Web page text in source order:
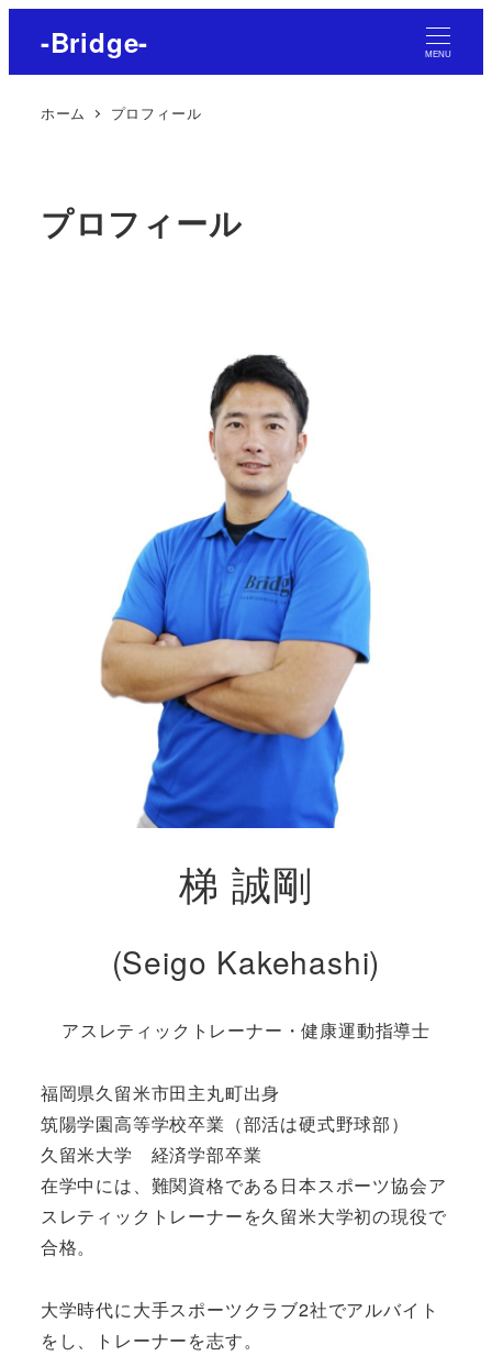
-Bridge- MENU
ホーム プロフィール
プロフィール
梯 誠剛
(Seigo Kakehashi)
アスレティックトレーナー・健康運動指導士
福岡県久留米市田主丸町出身
筑陽学園高等学校卒業（部活は硬式野球部）
久留米大学 経済学部卒業
在学中には、難関資格である日本スポーツ協会ア
スレティックトレーナーを久留米大学初の現役で
合格。
大学時代に大手スポーツクラブ2社でアルバイト
をし、トレーナーを志す。